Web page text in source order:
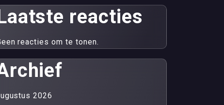
reacties
reacties om te tonen.
2026